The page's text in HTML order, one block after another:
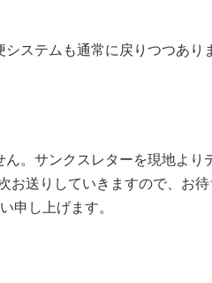
システムも通常に戻りつつあり
。 サンクスレターを現地より
送りしていきますので、お
申し上げます。